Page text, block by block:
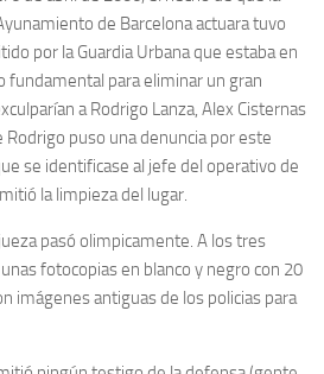
de Barcelona actuara tuvo
por la Guardia Urbana que estaba en
fundamental para eliminar un gran
a Rodrigo Lanza, Alex Cisternas
Rodrigo puso una denuncia por este
se identificase al jefe del operativo de
la limpieza del lugar.
pasó olimpicamente. A los tres
fotocopias en blanco y negro con 20
imágenes antiguas de los policias para